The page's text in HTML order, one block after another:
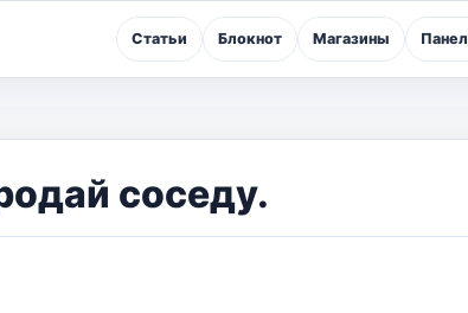
Статьи Блокнот Магазины
соседу.